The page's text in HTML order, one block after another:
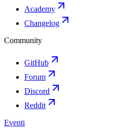
Academy
Changelog
Community
GitHub
Forum
Discord
Reddit
Eventi